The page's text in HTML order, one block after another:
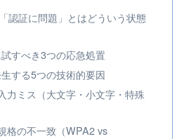
認証に問題」とはどういう状態
すべき3つの応急処置
する5つの技術的要因
ミス（大文字・小文字・特殊
格の不一致（WPA2 vs